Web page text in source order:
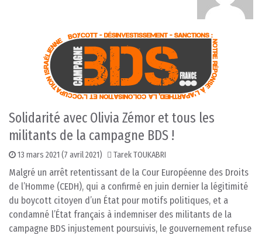
Solidarité avec Olivia Zémor et tous les
militants de la campagne BDS !
13 mars 2021 (7 avril 2021) Tarek TOUKABRI
Malgré un arrêt retentissant de la Cour Européenne des Droits
de l’Homme (CEDH), qui a confirmé en juin dernier la légitimité
du boycott citoyen d’un État pour motifs politiques, et a
condamné l’État français à indemniser des militants de la
campagne BDS injustement poursuivis, le gouvernement refuse